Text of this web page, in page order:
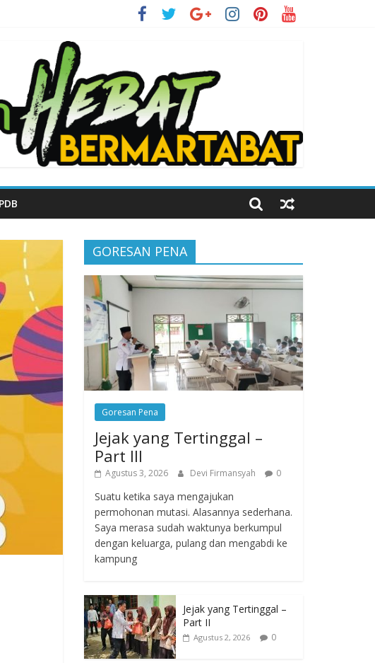
GORESAN PENA
Goresan Pena
Jejak yang Tertinggal –
Part III
Agustus 3, 2026 Devi Firmansyah 0
Suatu ketika saya mengajukan
permohonan mutasi. Alasannya sederhana.
Saya merasa sudah waktunya berkumpul
dengan keluarga, pulang dan mengabdi ke
kampung
Jejak yang Tertinggal –
Part II
Agustus 2, 2026 0